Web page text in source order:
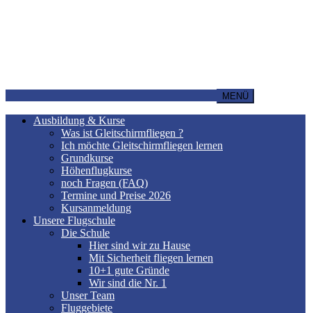
MENÜ
Ausbildung & Kurse
Was ist Gleitschirmfliegen ?
Ich möchte Gleitschirmfliegen lernen
Grundkurse
Höhenflugkurse
noch Fragen (FAQ)
Termine und Preise 2026
Kursanmeldung
Unsere Flugschule
Die Schule
Hier sind wir zu Hause
Mit Sicherheit fliegen lernen
10+1 gute Gründe
Wir sind die Nr. 1
Unser Team
Fluggebiete